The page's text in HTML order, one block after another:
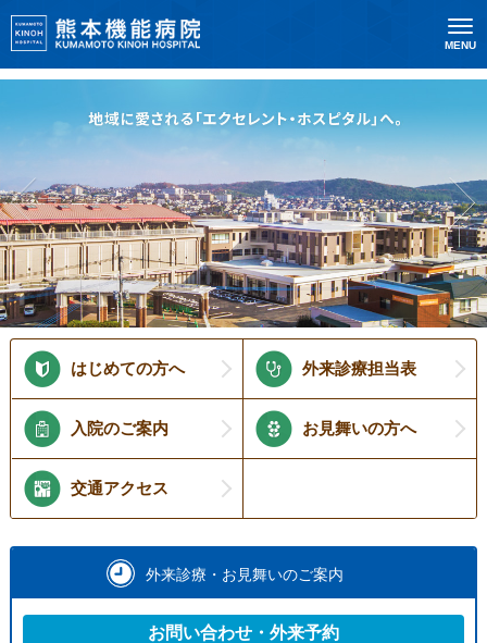
MENU
はじめての方へ 外来診療担当表
入院のご案内 お見舞いの方へ
交通アクセス
外来診療・お見舞いのご案内
お問い合わせ・外来予約